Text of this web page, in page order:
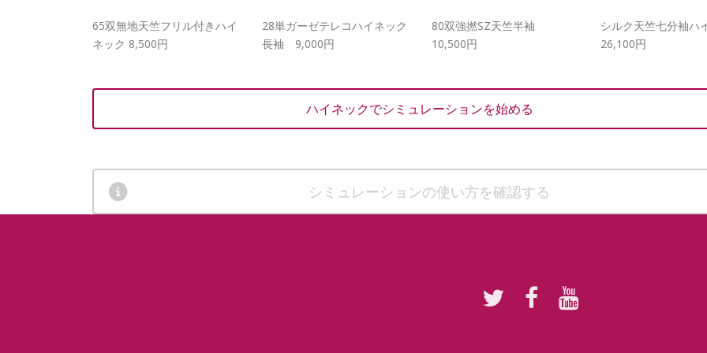
65双無地天竺フリル付きハイ
ネック 8,500円
28単ガーゼテレコハイネック
長袖 9,000円
80双強撚SZ天竺半袖
10,500円
シルク天竺七分袖ハ
26,100円
ハイネックでシミュレーションを始める
シミュレーションの使い方を確認する